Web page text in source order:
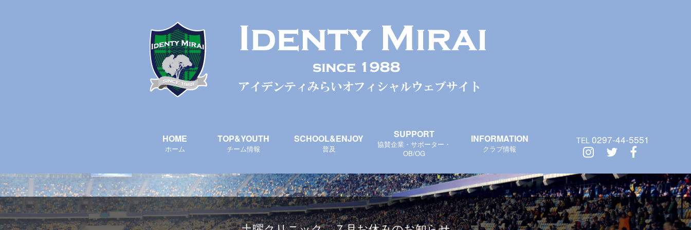
HOME
ホーム
TOP&YOUTH
チーム情報
SCHOOL&ENJOY
普及
SUPPORT
協賛企業・サポーター・
OB/OG
INFORMATION
クラブ情報
TEL 0297-44-5551